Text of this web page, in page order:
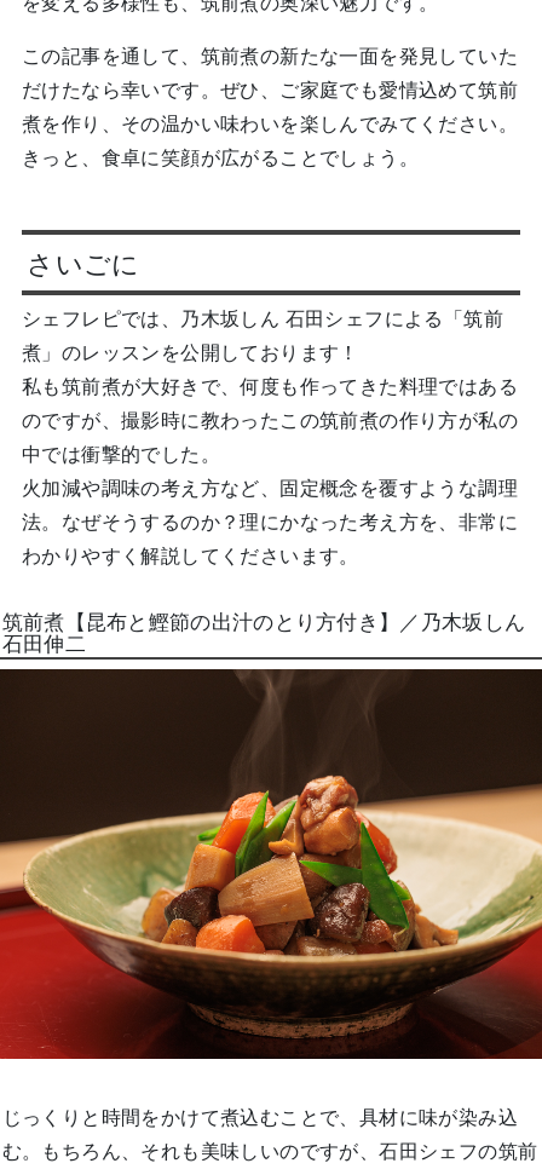
この記事を通して、筑前煮の新たな一面を発見していた
だけたなら幸いです。ぜひ、ご家庭でも愛情込めて筑前
煮を作り、その温かい味わいを楽しんでみてください。
きっと、食卓に笑顔が広がることでしょう。
さいごに
シェフレピでは、乃木坂しん 石田シェフによる「筑前
煮」のレッスンを公開しております！
私も筑前煮が大好きで、何度も作ってきた料理ではある
のですが、撮影時に教わったこの筑前煮の作り方が私の
中では衝撃的でした。
火加減や調味の考え方など、固定概念を覆すような調理
法。なぜそうするのか？理にかなった考え方を、非常に
わかりやすく解説してくださいます。
筑前煮【昆布と鰹節の出汁のとり方付き】／乃木坂しん
石田伸二
じっくりと時間をかけて煮込むことで、具材に味が染み込
む。もちろん、それも美味しいのですが、石田シェフの筑前